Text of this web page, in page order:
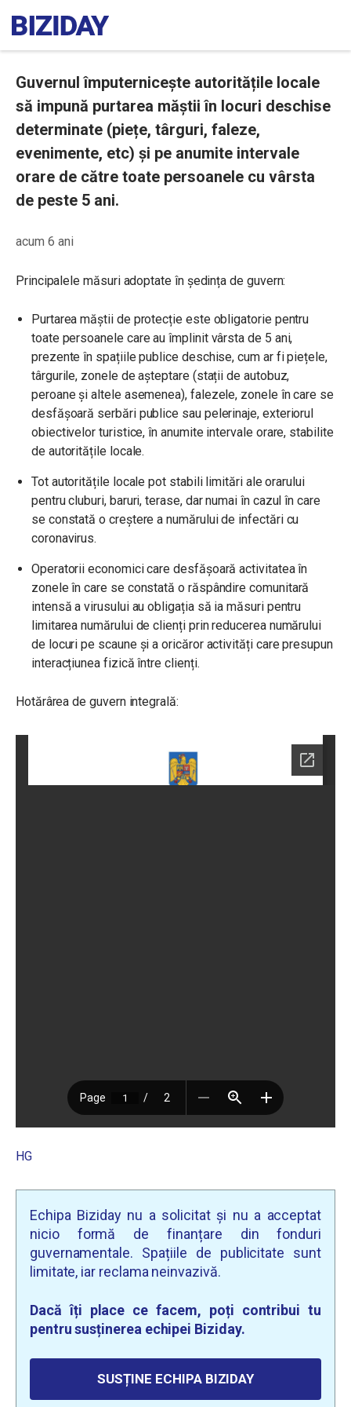
Guvernul împuternicește autoritățile locale
să impună purtarea măștii în locuri deschise
determinate (piețe, târguri, faleze,
evenimente, etc) și pe anumite intervale
orare de către toate persoanele cu vârsta
de peste 5 ani.
acum 6 ani
Principalele măsuri adoptate în ședința de guvern:
Purtarea măștii de protecție este obligatorie pentru
toate persoanele care au împlinit vârsta de 5 ani,
prezente în spațiile publice deschise, cum ar fi piețele,
târgurile, zonele de așteptare (stații de autobuz,
peroane și altele asemenea), falezele, zonele în care se
desfășoară serbări publice sau pelerinaje, exteriorul
obiectivelor turistice, în anumite intervale orare, stabilite
de autoritățile locale.
Tot autoritățile locale pot stabili limitări ale orarului
pentru cluburi, baruri, terase, dar numai în cazul în care
se constată o creștere a numărului de infectări cu
coronavirus.
Operatorii economici care desfășoară activitatea în
zonele în care se constată o răspândire comunitară
intensă a virusului au obligația să ia măsuri pentru
limitarea numărului de clienți prin reducerea numărului
de locuri pe scaune și a oricăror activități care presupun
interacțiunea fizică între clienți.
Hotărârea de guvern integrală:
HG
Echipa Biziday nu a solicitat și nu a acceptat
nicio formă de finanțare din fonduri
guvernamentale. Spațiile de publicitate sunt
limitate, iar reclama neinvazivă.
Dacă îți place ce facem, poți contribui tu
pentru susținerea echipei Biziday.
SUSȚINE ECHIPA BIZIDAY